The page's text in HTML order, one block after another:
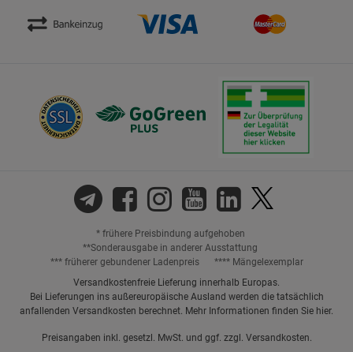
* frühere Preisbindung aufgehoben
**Sonderausgabe in anderer Ausstattung
*** früherer gebundener Ladenpreis
**** Mängelexemplar
Versandkostenfreie Lieferung innerhalb Europas.
Bei Lieferungen ins außereuropäische Ausland werden die tatsächlich
anfallenden Versandkosten berechnet. Mehr Informationen finden Sie hier.
Preisangaben inkl. gesetzl. MwSt. und ggf. zzgl. Versandkosten.